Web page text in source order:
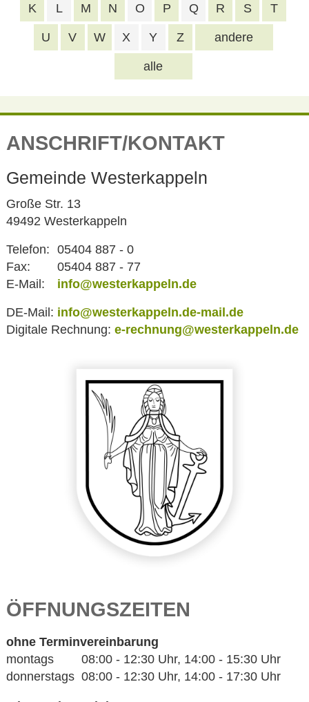
alle
K L M N O P Q R S T
U V W X Y Z andere
ANSCHRIFT/KONTAKT
Gemeinde Westerkappeln
Große Str. 13
49492 Westerkappeln
Telefon: 05404 887 - 0
Fax:
05404 887 - 77
E-Mail:
info@westerkappeln.de
DE-Mail: info@westerkappeln.de-mail.de
Digitale Rechnung: e-rechnung@westerkappeln.de
ÖFFNUNGSZEITEN
ohne Terminvereinbarung
montags 08:00 - 12:30 Uhr, 14:00 - 15:30 Uhr
donnerstags 08:00 - 12:30 Uhr, 14:00 - 17:30 Uhr